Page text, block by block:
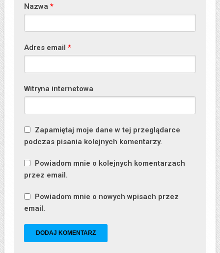
Nazwa *
Adres email *
Witryna internetowa
Zapamiętaj moje dane w tej przeglądarce
podczas pisania kolejnych komentarzy.
Powiadom mnie o kolejnych komentarzach
przez email.
Powiadom mnie o nowych wpisach przez
email.